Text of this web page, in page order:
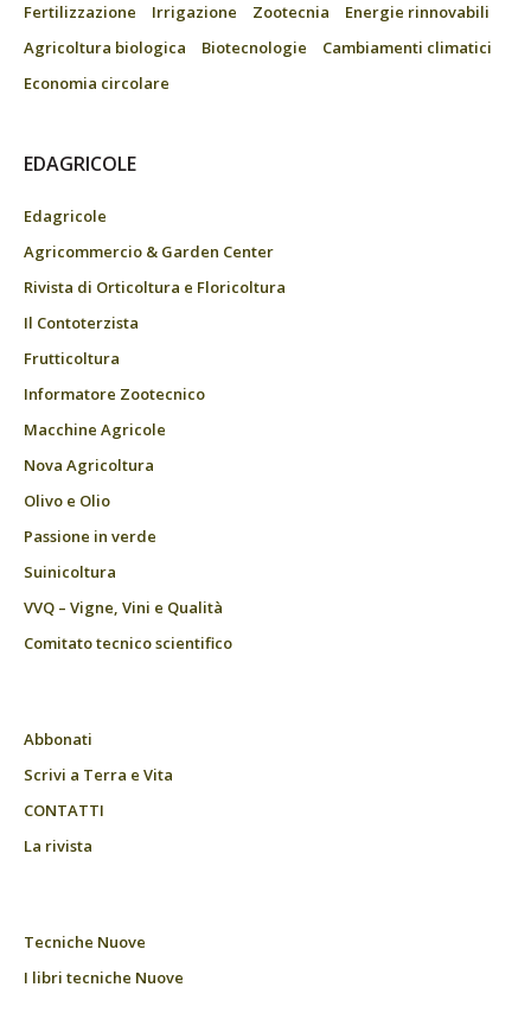
Fertilizzazione
Irrigazione Zootecnia
Energie rinnovabili
Agricoltura biologica
Biotecnologie
Cambiamenti climatici
Economia circolare
EDAGRICOLE
Edagricole
Agricommercio & Garden Center
Rivista di Orticoltura e Floricoltura
Il Contoterzista
Frutticoltura
Informatore Zootecnico
Macchine Agricole
Nova Agricoltura
Olivo e Olio
Passione in verde
Suinicoltura
VVQ – Vigne, Vini e Qualità
Comitato tecnico scientifico
Abbonati
Scrivi a Terra e Vita
CONTATTI
La rivista
Tecniche Nuove
I libri tecniche Nuove